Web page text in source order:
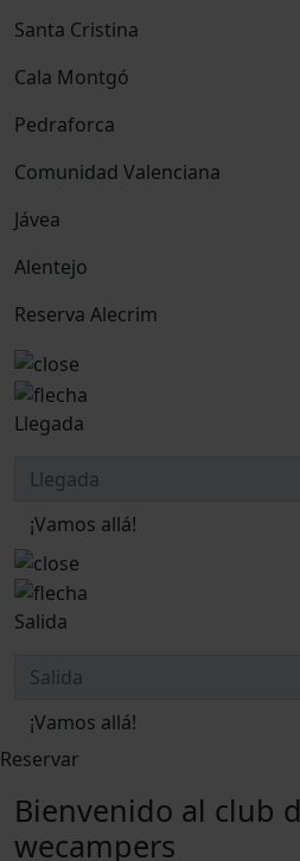
Santa Cristina
Cala Montgó
Pedraforca
Comunidad Valenciana
Jávea
Alentejo
Reserva Alecrim
Llegada
¡Vamos allá!
Salida
¡Vamos allá!
Reservar
Bienvenido al club
wecampers